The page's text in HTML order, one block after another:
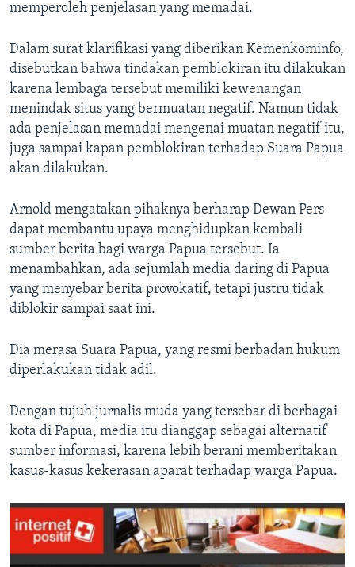
memperoleh penjelasan yang memadai.
Dalam surat klarifikasi yang diberikan Kemenkominfo,
disebutkan bahwa tindakan pemblokiran itu dilakukan
karena lembaga tersebut memiliki kewenangan
menindak situs yang bermuatan negatif. Namun tidak
ada penjelasan memadai mengenai muatan negatif itu,
juga sampai kapan pemblokiran terhadap Suara Papua
akan dilakukan.
Arnold mengatakan pihaknya berharap Dewan Pers
dapat membantu upaya menghidupkan kembali
sumber berita bagi warga Papua tersebut. Ia
menambahkan, ada sejumlah media daring di Papua
yang menyebar berita provokatif, tetapi justru tidak
diblokir sampai saat ini.
Dia merasa Suara Papua, yang resmi berbadan hukum
diperlakukan tidak adil.
Dengan tujuh jurnalis muda yang tersebar di berbagai
kota di Papua, media itu dianggap sebagai alternatif
sumber informasi, karena lebih berani memberitakan
kasus-kasus kekerasan aparat terhadap warga Papua.